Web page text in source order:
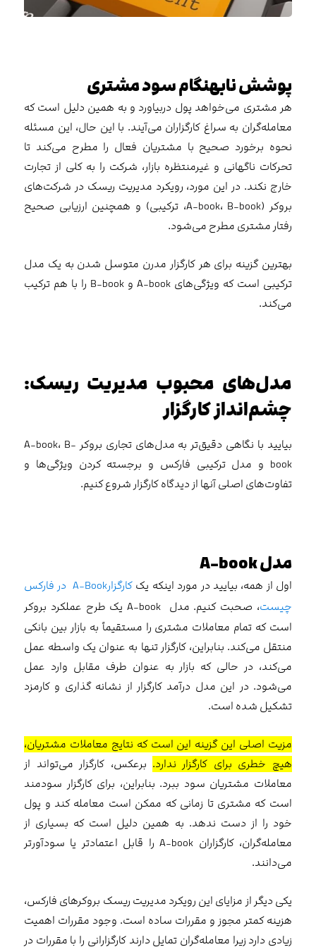
پوشش نابهنگام سود مشتری
هر مشتری می‌خواهد پول دربیاورد و به همین دلیل است که
معامله‌گران به سراغ کارگزاران می‌آیند. با این حال، این مسئله
نحوه برخورد صحیح با مشتریان فعال را مطرح می‌کند تا
تحرکات ناگهانی و غیرمنتظره بازار، شرکت را به کلی از تجارت
خارج نکند. در این مورد، رویکرد مدیریت ریسک در شرکت‌های
بروکر (A-book، B-book، ترکیبی) و همچنین ارزیابی صحیح
رفتار مشتری مطرح می‌شود.
بهترین گزینه برای هر کارگزار مدرن متوسل شدن به یک مدل
ترکیبی است که ویژگی‌های A-book و B-book را با هم ترکیب
می‌کند.
مدل‌های محبوب مدیریت ریسک:
چشم‌انداز کارگزار
بیایید با نگاهی دقیق‌تر به مدل‌های تجاری بروکر A-book، B-
book و مدل ترکیبی فارکس و برجسته کردن ویژگی‌ها و
تفاوت‌های اصلی آنها از دیدگاه کارگزار شروع کنیم.
مدل A-book
اول از همه، بیایید در مورد اینکه یک
کارگزارA-Book در فارکس
چیست
، صحبت کنیم. مدل A-book یک طرح عملکرد بروکر
است که تمام معاملات مشتری را مستقیماً به بازار بین بانکی
منتقل می‌کند. بنابراین، کارگزار تنها به عنوان یک واسطه عمل
می‌کند، در حالی که بازار به عنوان طرف مقابل وارد عمل
می‌شود. در این مدل درآمد کارگزار از نشانه گذاری و کارمزد
تشکیل شده است.
مزیت اصلی این گزینه این است که نتایج معاملات مشتریان،
هیچ خطری برای کارگزار ندارد. برعکس، کارگزار می‌تواند از
معاملات مشتریان سود ببرد. بنابراین، برای کارگزار سودمند
است که مشتری تا زمانی که ممکن است معامله کند و پول
خود را از دست ندهد. به همین دلیل است که بسیاری از
معامله‌گران، کارگزاران A-book را قابل اعتمادتر یا سودآورتر
می‌دانند.
یکی دیگر از مزایای این رویکرد مدیریت ریسک بروکرهای فارکس،
هزینه کمتر مجوز و مقررات ساده است. وجود مقررات اهمیت
زیادی دارد زیرا معامله‌گران تمایل دارند کارگزارانی را با مقررات در